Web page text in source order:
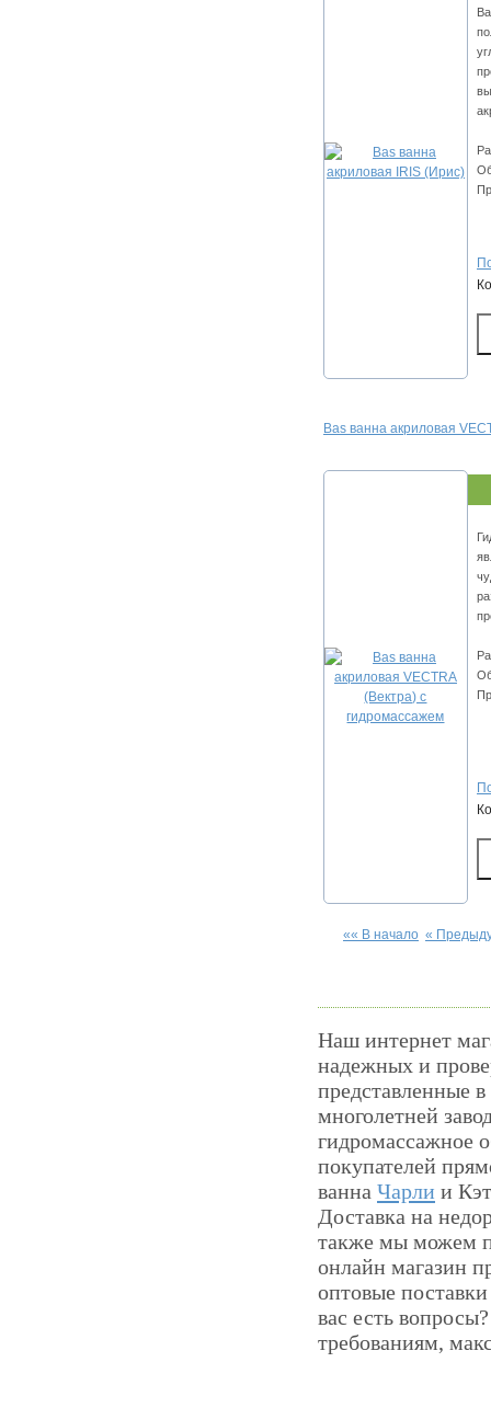
Bas ванна акриловая
«« В начало «
Наш интернет
надежных и
представленные
многолетней
гидромассажное
покупателей
ванна Чарли и
Доставка на
также мы можем
онлайн магазин
оптовые
вас есть
требованиям,